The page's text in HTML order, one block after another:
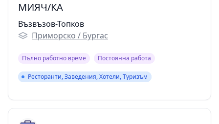
МИЯЧ/КА
Възвъзов-Топков
Приморско / Бургас
Пълно работно време Постоянна работа
Ресторанти, Заведения, Хотели, Туризъм
Ресторанти, Заведения, Хотели, Туризъм